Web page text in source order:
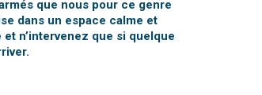
que nous pour ce genre
dans un espace calme et
n’intervenez que si quelque